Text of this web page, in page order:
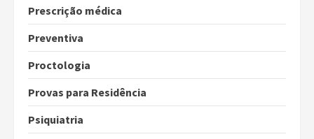
Prescrição médica
Preventiva
Proctologia
Provas para Residência
Psiquiatria